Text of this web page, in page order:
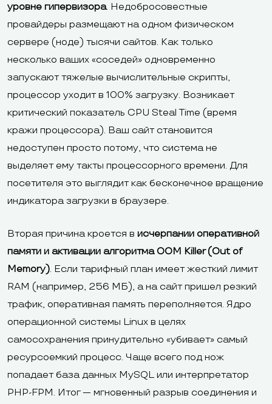
уровне гипервизора. Недобросовестные
провайдеры размещают на одном физическом
сервере (ноде) тысячи сайтов. Как только
несколько ваших «соседей» одновременно
запускают тяжелые вычислительные скрипты,
процессор уходит в 100% загрузку. Возникает
критический показатель CPU Steal Time (время
кражи процессора). Ваш сайт становится
недоступен просто потому, что система не
выделяет ему такты процессорного времени. Для
посетителя это выглядит как бесконечное вращение
индикатора загрузки в браузере.
Вторая причина кроется в исчерпании оперативной
памяти и активации алгоритма OOM Killer (Out of
Memory). Если тарифный план имеет жесткий лимит
RAM (например, 256 МБ), а на сайт пришел резкий
трафик, оперативная память переполняется. Ядро
операционной системы Linux в целях
самосохранения принудительно «убивает» самый
ресурсоемкий процесс. Чаще всего под нож
попадает база данных MySQL или интерпретатор
PHP-FPM. Итог — мгновенный разрыв соединения и